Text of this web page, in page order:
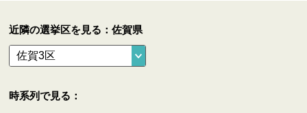
近隣の選挙区を見る：佐賀県
時系列で見る：